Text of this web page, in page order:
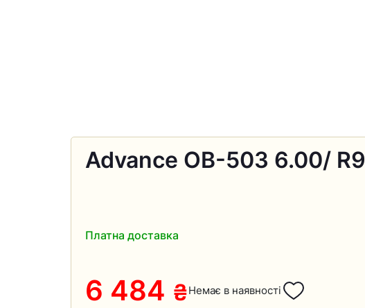
Advance OB-503 6.00/ R9
Платна доставка
6 484 ₴Немає в наявності